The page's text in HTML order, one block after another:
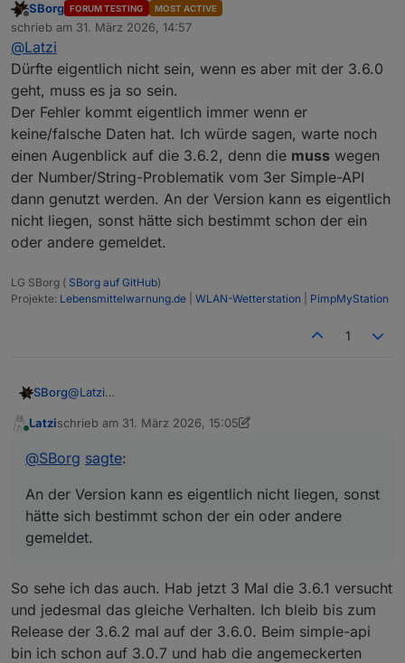
standard_in: 1 syntax error
Hast du einen Tipp für mich?
Edit: Meldungen
● wetterstation.service - Service für ioBroker
Loaded: loaded (/etc/systemd/system/
Active: active (running) since Tue 2026-
Invocation: 04da8be31f714d7889f588dfda62835f
   Main PID: 636668 (wetterstation.s)
      Tasks: 5 (limit: 14311)
     Memory: 2.8M (peak: 4.5M)
        CPU: 818ms
     CGroup: /system.slice/wetterstation.service
├─636668 /bin/bash /home/latzi/
├─637159 /bin/bash /home/latzi/
├─637160 timeout 66 nc -nlvw 1 -p
             └─637162 nc -nlvw 1 -p 17550
Mär 31 16:28:29 ioBroker
Mär 31 16:28:29 ioBroker
Mär 31 16:28:29 ioBroker
Mär 31 16:28:29 ioBroker
Zurück zur 3.6.0 geht´s wieder ;-)
Offline
SBorg FORUM TESTING MOST ACTIVE
schrieb am 31. März 2026, 14:57
zuletzt editiert von
@Latzi
Dürfte eigentlich nicht sein, wenn es aber mit der 3.6.0
geht, muss es ja so sein.
Der Fehler kommt eigentlich immer wenn er
keine/falsche Daten hat. Ich würde sagen, warte noch
einen Augenblick auf die 3.6.2, denn die muss wegen
der Number/String-Problematik vom 3er Simple-API
dann genutzt werden. An der Version kann es eigentlich
nicht liegen, sonst hätte sich bestimmt schon der ein
oder andere gemeldet.
LG SBorg ( SBorg auf GitHub)
Projekte: Lebensmittelwarnung.de WLAN-Wetterstation PimpMyStation
1
SBorg@Latzi
geht, muss es ja so sein.
keine/falsche Daten hat. Ich würde sagen, warte noch
der Number/String-Problematik vom 3er Simple-API
dann genutzt werden. An der Version kann es eigentlich
nicht liegen, sonst hätte sich bestimmt schon der ein
oder andere gemeldet.
Online
Latzischrieb am 31. März 2026, 15:05
zuletzt editiert von Latzi
@SBorg sagte:
An der Version kann es eigentlich nicht liegen, sonst
hätte sich bestimmt schon der ein oder andere
gemeldet.
So sehe ich das auch. Hab jetzt 3 Mal die 3.6.1 versucht
und jedesmal das gleiche Verhalten. Ich bleib bis zum
Release der 3.6.2 mal auf der 3.6.0. Beim simple-api
bin ich schon auf 3.0.7 und hab die angemeckerten